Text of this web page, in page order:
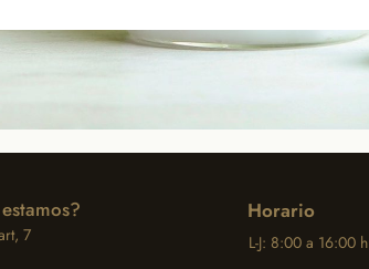
7
Horario
L-J: 8:00 a 16:00 h